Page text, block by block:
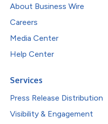
About Business Wire
Careers
Media Center
Help Center
Services
Press Release Distribution
Visibility & Engagement